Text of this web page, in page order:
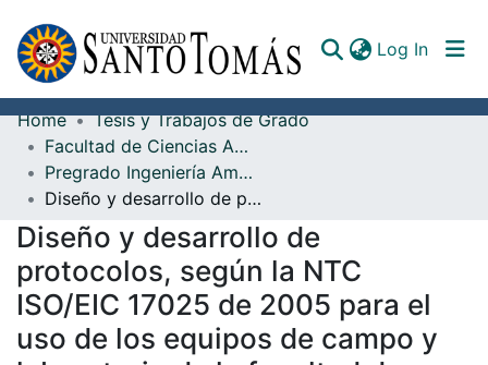
Log In
Communities & Collections
All of DSpace
Documents
Home
Tesis y Trabajos de Grado
Facultad de Ciencias Ambientales
Pregrado Ingeniería Ambiental
Diseño y desarrollo de protocolos, según la NTC ISO/EIC 17025 de 2005 para el uso de los equipos de campo y laboratorio de la facultad de ingeniería ambiental Universidad Santo Tomás
Diseño y desarrollo de
protocolos, según la NTC
ISO/EIC 17025 de 2005 para el
uso de los equipos de campo y